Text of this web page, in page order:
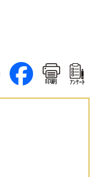
印刷 ｱﾝｹｰﾄ